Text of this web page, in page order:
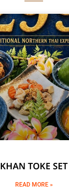
KHAN TOKE SET
READ MORE »